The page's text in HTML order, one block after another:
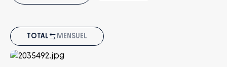
TOTAL MENSUEL